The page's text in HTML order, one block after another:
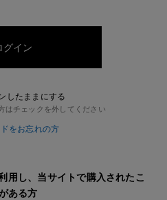
したままにする
はチェックを外してください
をお忘れの方
用し、当サイトで購入されたこ
ある方